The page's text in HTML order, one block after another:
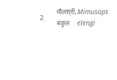
2
मौलश्री,
बकुल
Mimusops
elengi